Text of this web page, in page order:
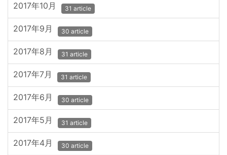
2017年10月 31 article
2017年9月 30 article
2017年8月 31 article
2017年7月 31 article
2017年6月 30 article
2017年5月 31 article
2017年4月 30 article